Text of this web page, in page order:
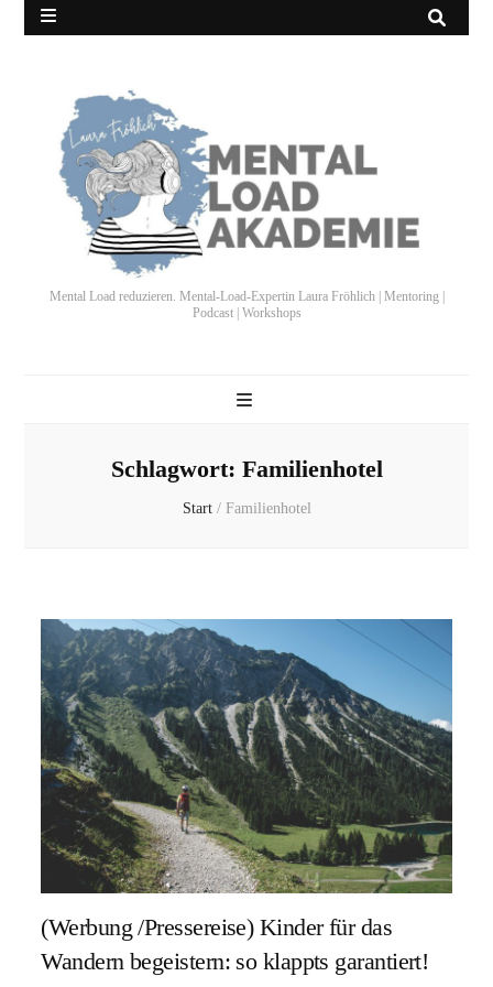
Mental Load reduzieren. Mental-Load-Expertin Laura Fröhlich | Mentoring |
Podcast | Workshops
Schlagwort: Familienhotel
Start / Familienhotel
(Werbung /Pressereise) Kinder für das
Wandern begeistern: so klappts garantiert!